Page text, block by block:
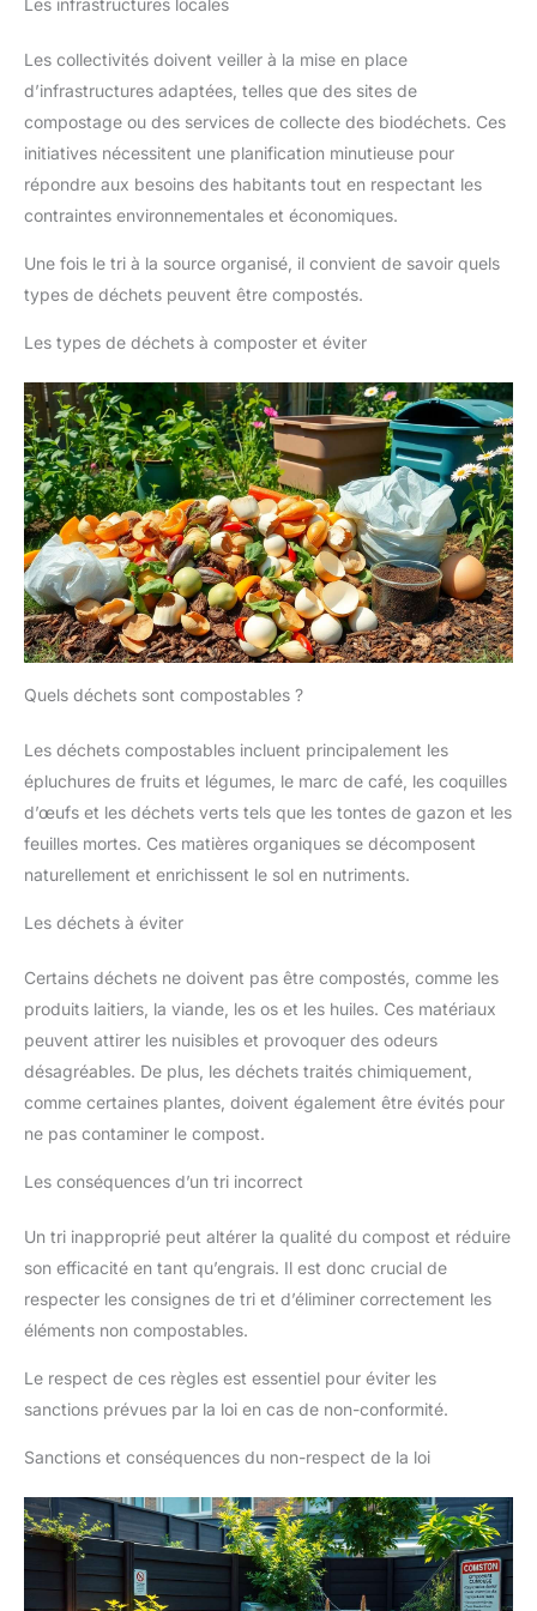
bon pour l' environnement à tous les niveaux. En bonus, un
inciter votre entourage. Faites un geste bon pour la planète.
Cliquez sur « AJOUTER AU PANIER » maintenant, vous verrez
la différence !
Les infrastructures locales
Les collectivités doivent veiller à la mise en place
d’infrastructures adaptées, telles que des sites de
compostage ou des services de collecte des biodéchets. Ces
initiatives nécessitent une planification minutieuse pour
répondre aux besoins des habitants tout en respectant les
contraintes environnementales et économiques.
Une fois le tri à la source organisé, il convient de savoir quels
types de déchets peuvent être compostés.
Les types de déchets à composter et éviter
Quels déchets sont compostables ?
Les déchets compostables incluent principalement les
épluchures de fruits et légumes, le marc de café, les coquilles
d’œufs et les déchets verts tels que les tontes de gazon et les
feuilles mortes. Ces matières organiques se décomposent
naturellement et enrichissent le sol en nutriments.
Les déchets à éviter
Certains déchets ne doivent pas être compostés, comme les
produits laitiers, la viande, les os et les huiles. Ces matériaux
peuvent attirer les nuisibles et provoquer des odeurs
désagréables. De plus, les déchets traités chimiquement,
comme certaines plantes, doivent également être évités pour
ne pas contaminer le compost.
Les conséquences d’un tri incorrect
Un tri inapproprié peut altérer la qualité du compost et réduire
son efficacité en tant qu’engrais. Il est donc crucial de
respecter les consignes de tri et d’éliminer correctement les
éléments non compostables.
Le respect de ces règles est essentiel pour éviter les
sanctions prévues par la loi en cas de non-conformité.
Sanctions et conséquences du non-respect de la loi